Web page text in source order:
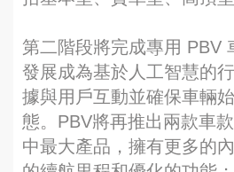
第二階段將完成專用 PBV
發展成為基於人工智慧的
據與用戶互動並確保車輛
態。PBV將再推出兩款車
中最大產品，擁有更多的